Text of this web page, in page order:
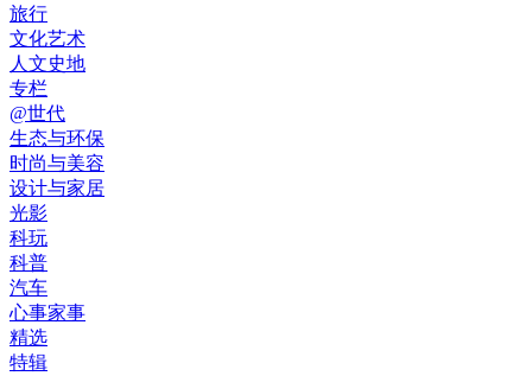
旅行
文化艺术
人文史地
专栏
@世代
生态与环保
时尚与美容
设计与家居
光影
科玩
科普
汽车
心事家事
精选
特辑